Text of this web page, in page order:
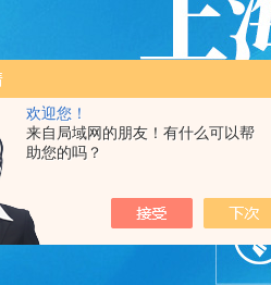
欢迎您！
来自局域网的朋友！有什么可以帮
助您的吗？